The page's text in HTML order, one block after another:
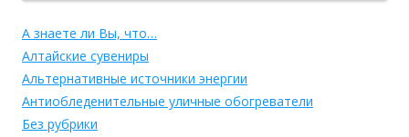
А знаете ли Вы, что…
Алтайские сувениры
Альтернативные источники энергии
Антиобледенительные уличные обогреватели
Без рубрики